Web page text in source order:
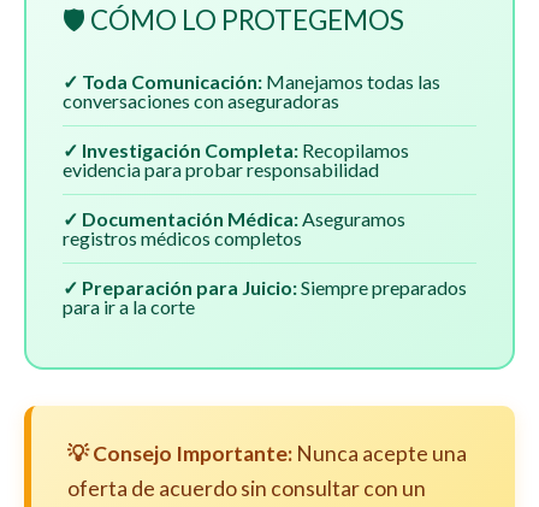
🛡️ CÓMO LO PROTEGEMOS
✓ Toda Comunicación: Manejamos todas las
conversaciones con aseguradoras
✓ Investigación Completa: Recopilamos
evidencia para probar responsabilidad
✓ Documentación Médica:Aseguramos
registros médicos completos
✓ Preparación para Juicio:Siempre preparados
para ir a la corte
💡 Consejo Importante: Nunca acepte una
oferta de acuerdo sin consultar con un